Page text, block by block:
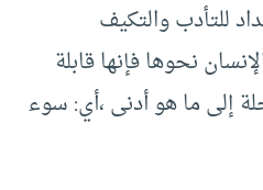
للتأدب والتكيف
نحوها فإنها قابلة
إلى ما هو أدنى ،أي: سوء